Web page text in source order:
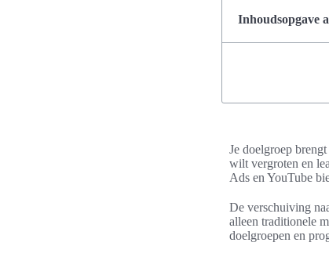
Inhoudsopgave
Je doelgroep
wilt vergroten en
Ads en YouTube
De verschuiving
alleen traditionele
doelgroepen en